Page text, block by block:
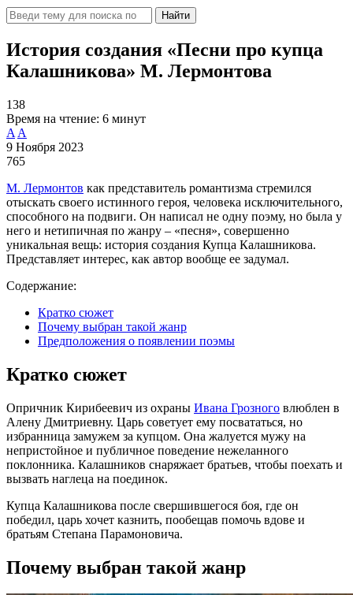
Найти
История создания «Песни про купца
Калашникова» М. Лермонтова
138
Время на чтение: 6 минут
A A
9 Ноября 2023
765
М. Лермонтов как представитель романтизма стремился
отыскать своего истинного героя, человека исключительного,
способного на подвиги. Он написал не одну поэму, но была у
него и нетипичная по жанру – «песня», совершенно
уникальная вещь: история создания Купца Калашникова.
Представляет интерес, как автор вообще ее задумал.
Содержание:
Кратко сюжет
Почему выбран такой жанр
Предположения о появлении поэмы
Кратко сюжет
Опричник Кирибеевич из охраны Ивана Грозного влюблен в
Алену Дмитриевну. Царь советует ему посвататься, но
избранница замужем за купцом. Она жалуется мужу на
непристойное и публичное поведение нежеланного
поклонника. Калашников снаряжает братьев, чтобы поехать и
вызвать наглеца на поединок.
Купца Калашникова после свершившегося боя, где он
победил, царь хочет казнить, пообещав помочь вдове и
братьям Степана Парамоновича.
Почему выбран такой жанр